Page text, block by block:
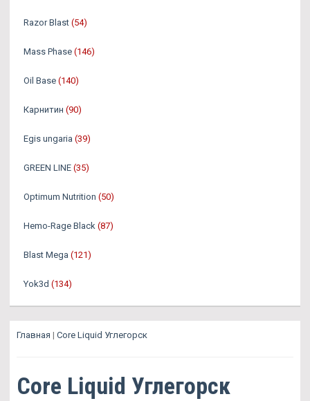
Razor Blast (54)
Mass Phase (146)
Oil Base (140)
Карнитин (90)
Egis ungaria (39)
GREEN LINE (35)
Optimum Nutrition (50)
Hemo-Rage Black (87)
Blast Mega (121)
Yok3d (134)
Главная | Core Liquid Углегорск
Core Liquid Углегорск